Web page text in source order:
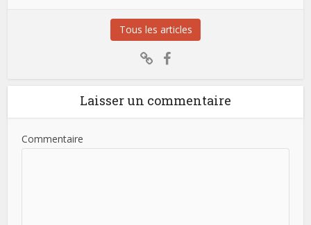
Tous les articles
Laisser un commentaire
Commentaire